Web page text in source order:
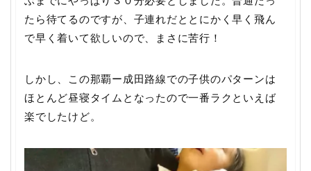
たら待てるのですが、子連れだととにかく早く飛ん
で早く着いて欲しいので、まさに苦行！
しかし、この那覇ー成田路線での子供のパターンは
ほとんど昼寝タイムとなったので一番ラクといえば
楽でしたけど。